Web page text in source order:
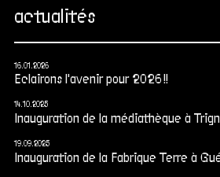
actualités
16.01.2026
Eclairons l'avenir pour 2026 !!
14.10.2025
Inauguration de la médiathèque à
19.09.2025
Inauguration de la Fabrique Terre à